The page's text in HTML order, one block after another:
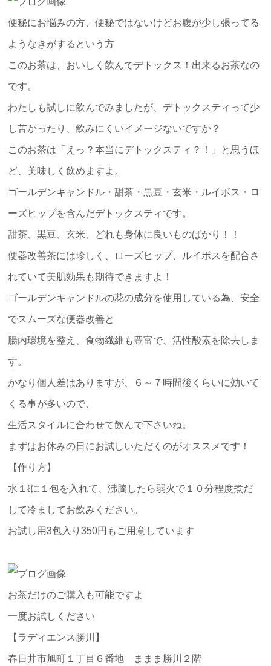
便秘にお悩みの方、便秘ではないけどお腹が少し張ってる
ようなきがするという方
このお茶は、おいしく飲んでデトックス！出来るお茶なの
です。
わたしも試しに飲んでみましたが、デトックスティって少
し苦かったり、飲みにくいイメージないですか？
このお茶は「えっ？本当にデトックスティ？！」と思うほ
ど、美味しく飲めますよ。
ゴールデンキャンドル・甜茶・黒豆・玄米・ルイボス・ロ
ーズヒップを含んだデトックスティです。
甜茶、黒豆、玄米、どれも身体に良いものばかり！！
便器改善茶には珍しく、ローズヒップ、ルイボスを配合さ
れていて美肌効果も期待できますよ！
ゴールデンキャンドルの花の成分を使用している為、安全
でスムーズな便器改善と
腸内環境を整え、食物繊維も豊富で、活性酸素を除去しま
す。
かなり個人差はありますが、６～７時間後くらいに効いて
くる事が多いので、
生活スタイルに合わせて飲んで下さいね。
まずはお休みの日にお試しいただくのがオススメです！
【作り方】
水１ℓに１包を入れて、沸騰したら弱火で１０分程度煮だ
して冷ましてお飲みください。
お試し用3包入り350円もご用意しています
お茶だけのご購入も可能ですよ
一度お試しください
【ラディエンス勝川】
春日井市旭町１丁目６番地 ままま勝川２階